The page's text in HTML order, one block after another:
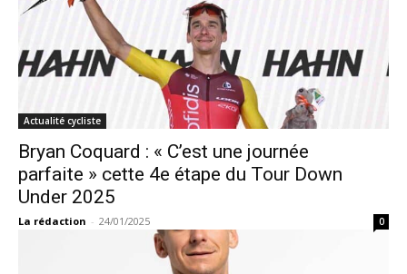
Actualité cycliste
Bryan Coquard : « C’est une journée
parfaite » cette 4e étape du Tour Down
Under 2025
La rédaction - 24/01/2025 0